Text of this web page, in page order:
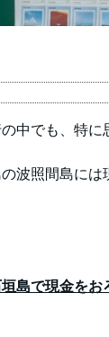
中でも、特に
波照間島に
島で現金をお